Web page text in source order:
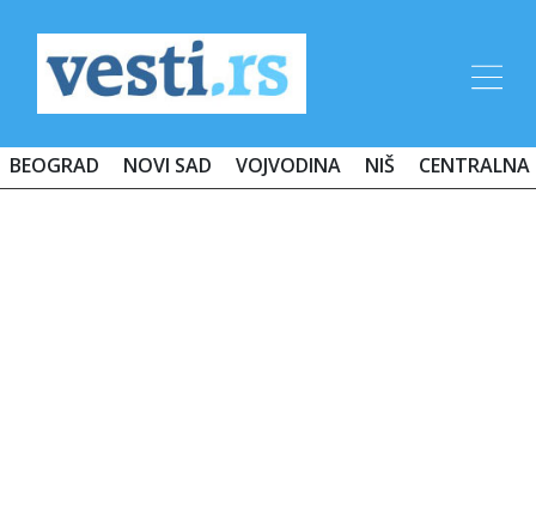
BEOGRAD NOVI SAD VOJVODINA NIŠ CENTRALNA